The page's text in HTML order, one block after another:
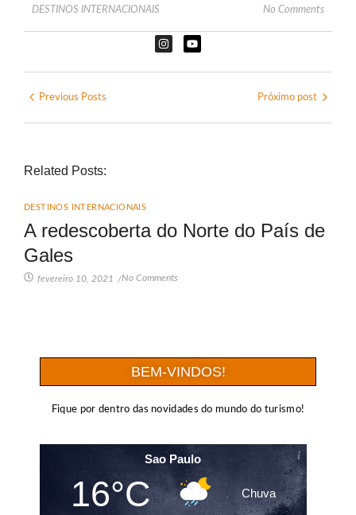
DESTINOS INTERNACIONAIS No Comments
Previous Posts Próximo post
Related Posts:
DESTINOS INTERNACIONAIS
A redescoberta do Norte do País de
Gales
fevereiro 10, 2021 /No Comments
BEM-VINDOS!
Fique por dentro das novidades do mundo do turismo!
Sao Paulo
16°C Chuva